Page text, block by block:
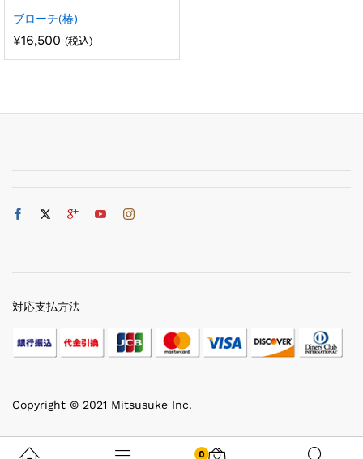
ブローチ(椿)
¥16,500 (税込)
Copyright © 2021 Mitsusuke Inc.
対応支払方法
0